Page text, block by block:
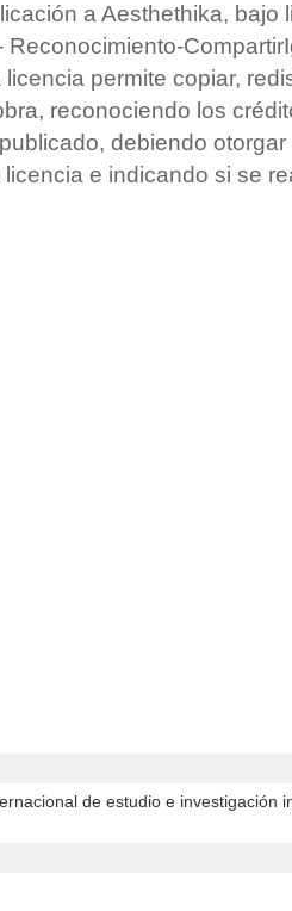
a Aesthethika, bajo
Reconocimiento-
permite copiar,
reconociendo los
debiendo
e indicando si se
de estudio e investigación